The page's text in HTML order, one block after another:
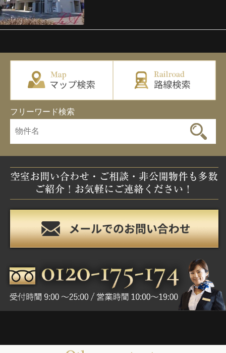
フリーワード検索